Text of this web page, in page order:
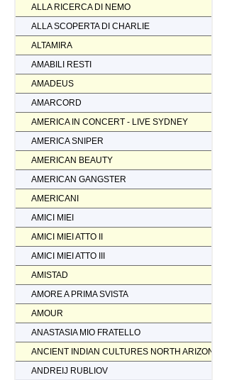
ALLA RICERCA DI NEMO
ALLA SCOPERTA DI CHARLIE
ALTAMIRA
AMABILI RESTI
AMADEUS
AMARCORD
AMERICA IN CONCERT - LIVE SYDNEY
AMERICA SNIPER
AMERICAN BEAUTY
AMERICAN GANGSTER
AMERICANI
AMICI MIEI
AMICI MIEI ATTO II
AMICI MIEI ATTO III
AMISTAD
AMORE A PRIMA SVISTA
AMOUR
ANASTASIA MIO FRATELLO
ANCIENT INDIAN CULTURES NORTH ARIZONA
ANDREIJ RUBLIOV